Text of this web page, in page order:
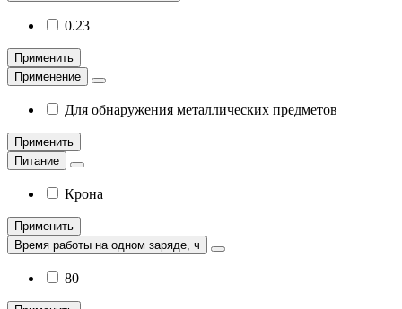
0.23
Применить
Применение
Для обнаружения металлических предметов
Применить
Питание
Крона
Применить
Время работы на одном заряде, ч
80